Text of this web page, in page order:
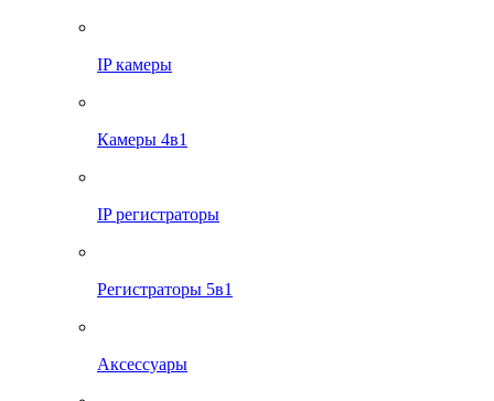
IP камеры
Камеры 4в1
IP регистраторы
Регистраторы 5в1
Аксессуары